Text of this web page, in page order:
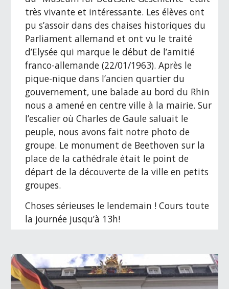
très vivante et intéressante. Les élèves ont
pu s’assoir dans des chaises historiques du
Parliament allemand et ont vu le traité
d’Elysée qui marque le début de l’amitié
franco-allemande (22/01/1963). Après le
pique-nique dans l’ancien quartier du
gouvernement, une balade au bord du Rhin
nous a amené en centre ville à la mairie. Sur
l’escalier où Charles de Gaule saluait le
peuple, nous avons fait notre photo de
groupe. Le monument de Beethoven sur la
place de la cathédrale était le point de
départ de la découverte de la ville en petits
groupes.
Choses sérieuses le lendemain ! Cours toute
la journée jusqu’à 13h!